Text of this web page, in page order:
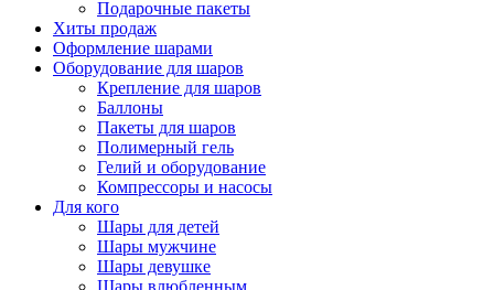
Подарочные пакеты
Хиты продаж
Оформление шарами
Оборудование для шаров
Крепление для шаров
Баллоны
Пакеты для шаров
Полимерный гель
Гелий и оборудование
Компрессоры и насосы
Для кого
Шары для детей
Шары мужчине
Шары девушке
Шары влюбленным